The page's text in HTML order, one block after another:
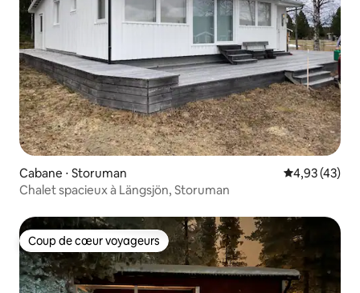
Cabane ⋅ Storuman Évaluation
4,93 (43)
Chalet spacieux à Längsjön, Storuman
Coup de cœur voyageurs
Coup de cœur voyageurs